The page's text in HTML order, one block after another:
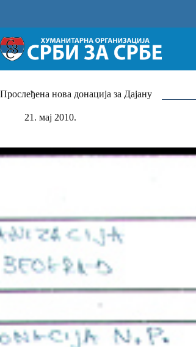
Прослеђена нова донација за Дајану
21. мај 2010.